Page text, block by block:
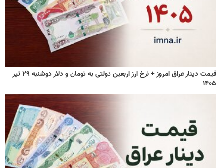
قیمت دینار عراق امروز + نرخ ارز اربعین دولتی به تومان و دلار دوشنبه ۲۹ تیر
۱۴۰۵